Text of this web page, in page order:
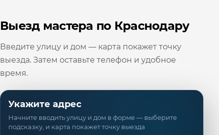
Выезд мастера по Краснодару
Введите улицу и дом — карта покажет точку
выезда. Затем оставьте телефон и удобное
время.
Укажите адрес
Начните вводить улицу и дом в форме — выберите
подсказку, и карта покажет точку выезда